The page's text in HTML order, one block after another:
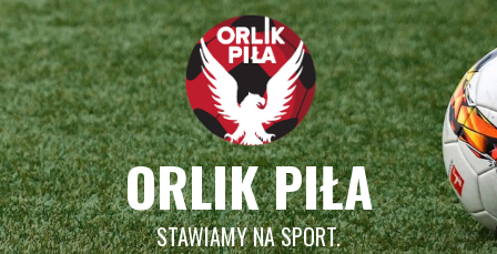
Skip
to
content
ORLIK PIŁA
STAWIAMY NA SPORT.